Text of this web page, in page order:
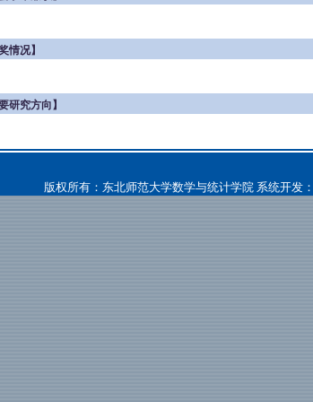
情况】
研究方向】
版权所有：东北师范大学数学与统计学院 系统开发：